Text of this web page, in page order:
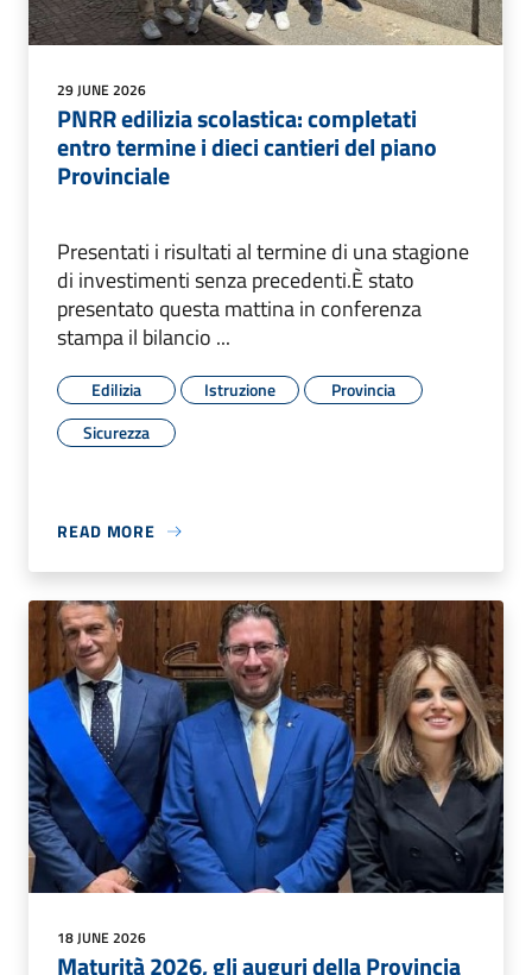
29 JUNE 2026
PNRR edilizia scolastica: completati
entro termine i dieci cantieri del piano
Provinciale
Presentati i risultati al termine di una stagione
di investimenti senza precedenti.È stato
presentato questa mattina in conferenza
stampa il bilancio ...
Edilizia Istruzione
Provincia
Sicurezza
READ MORE
18 JUNE 2026
Maturità 2026, gli auguri della Provincia